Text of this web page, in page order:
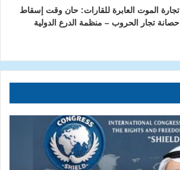
تجارة الموت العابرة للقارات: حان وقت إسقاط
حصانة تجار الحروب – منظمة الدرع الدولية